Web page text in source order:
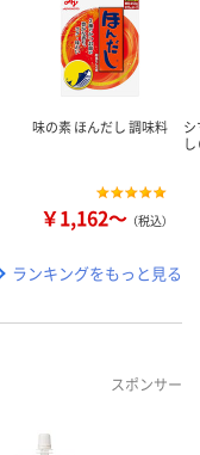
味の素 ほんだし 調味料
￥1,162～ （税込）
シ
ランキングをもっと見る
スポンサー